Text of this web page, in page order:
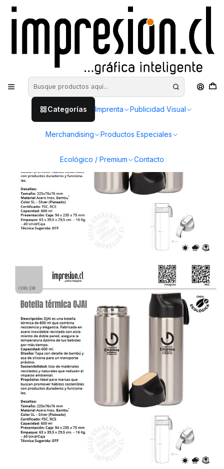
Categorías Imprenta Publicidad Visual
Merchandising Productos Especiales
Ecológico / Premium Contacto